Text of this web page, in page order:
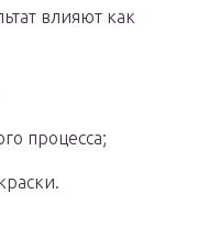
влияют как
процесса;